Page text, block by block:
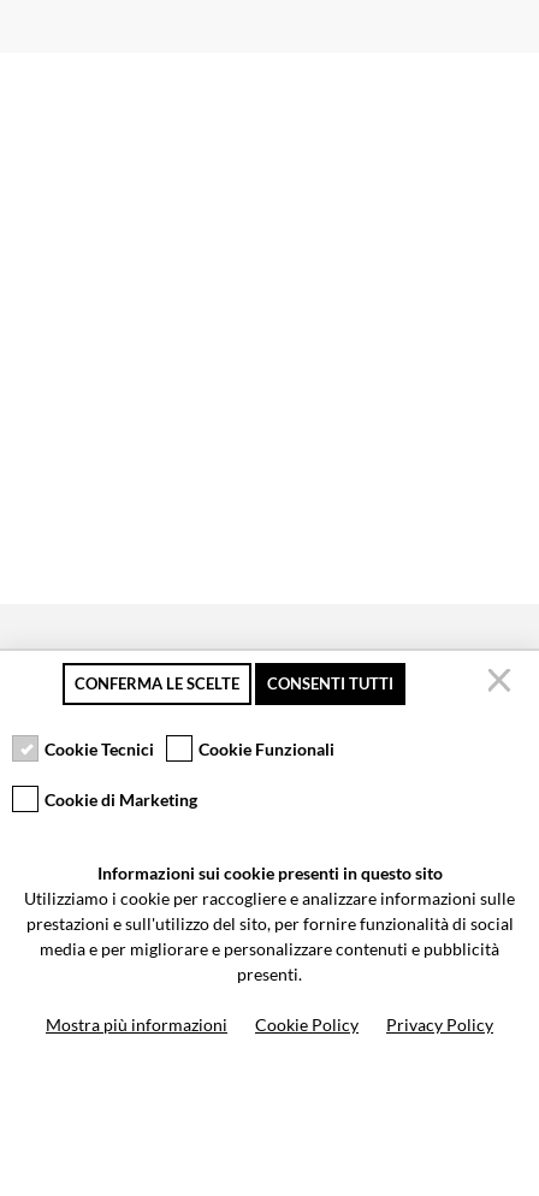
Pagamento sicuro
Resi gratuiti fino a 30
Servizio clienti
Via Galileo Galilei 5 | Verano Brianza (MB) 20843 | ITALY
0362-805407-info@valtermoto.com
CONFERMA LE SCELTE CONSENTI TUTTI
Cookie Tecnici Cookie Funzionali
Cookie di Marketing
Informazioni sui cookie presenti in questo sito
Utilizziamo i cookie per raccogliere e analizzare informazioni sulle
prestazioni e sull'utilizzo del sito, per fornire funzionalità di social
media e per migliorare e personalizzare contenuti e pubblicità
presenti.
Mostra più informazioni Cookie Policy Privacy Policy